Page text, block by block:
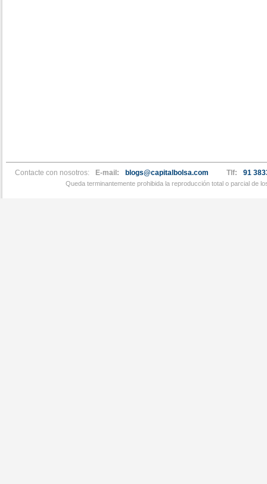
Contacte con nosotros: E-mail: blogs@capitalbolsa.com Tlf: 91
Queda terminantemente prohibida la reproducción total o parcial de